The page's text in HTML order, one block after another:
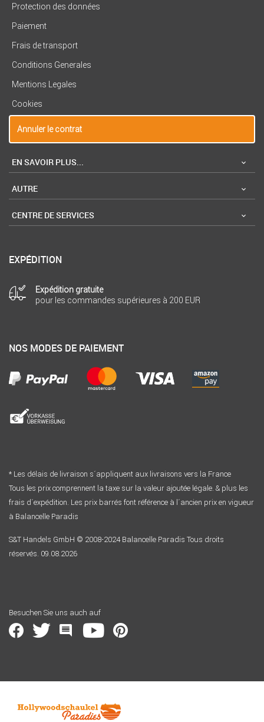
Protection des données
Paiement
Frais de transport
Conditions Generales
Mentions Legales
Cookies
Annuler le contrat
EN SAVOIR PLUS...
AUTRE
CENTRE DE SERVICES
EXPÉDITION
Expédition gratuite
pour les commandes supérieures à 200 EUR
NOS MODES DE PAIEMENT
* Les délais de livraison s´appliquent aux livraisons vers la France
Tous les prix comprennent la taxe sur la valeur ajoutée légale. & plus les
frais d´expédition. Les prix barrés font référence à l´ancien prix en vigueur
à Balancelle Paradis
S&T Handels GmbH © 2008-2024 Balancelle Paradis Tous droits
réservés. 09.08.2026
Besuchen Sie uns auch auf